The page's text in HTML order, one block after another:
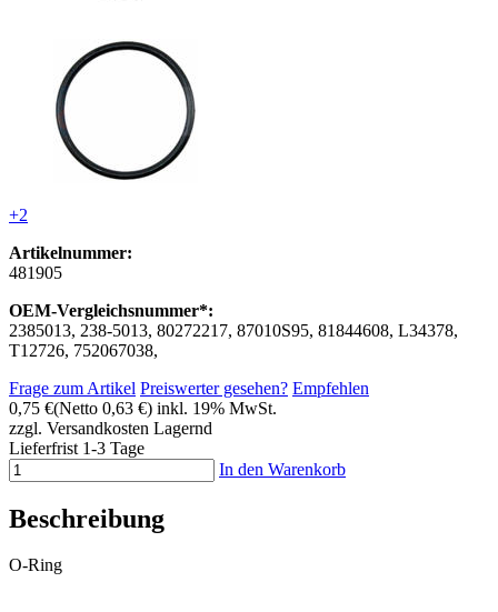
+2
Artikelnummer:
481905
OEM-Vergleichsnummer*:
2385013, 238-5013, 80272217, 87010S95, 81844608, L34378,
T12726, 752067038,
Frage zum Artikel Preiswerter gesehen? Empfehlen
0,75 €(Netto 0,63 €) inkl. 19% MwSt.
zzgl. Versandkosten Lagernd
Lieferfrist 1-3 Tage
In den Warenkorb
Beschreibung
O-Ring